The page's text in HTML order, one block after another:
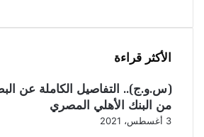
الأكثر قراءة
(س.و.ج).. التفاصيل الكاملة عن
من البنك الأهلي المصري
3 أغسطس، 2021